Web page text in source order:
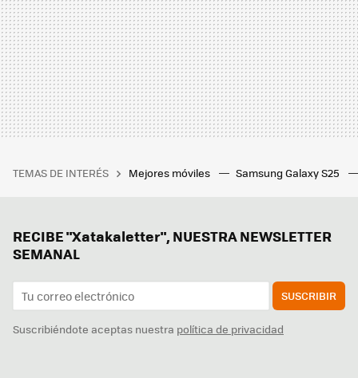
TEMAS DE INTERÉS Mejores móviles Samsung Galaxy S25
RECIBE "Xatakaletter", NUESTRA NEWSLETTER
SEMANAL
SUSCRIBIR
Suscribiéndote aceptas nuestra política de privacidad